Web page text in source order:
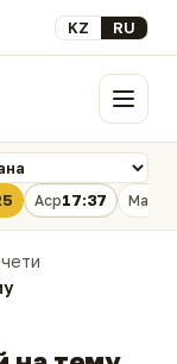
Выберите язык
KZ RU
Меню
Аср17:37